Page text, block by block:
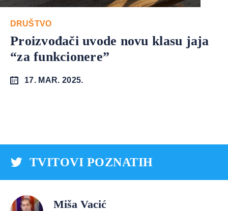
DRUŠTVO
Proizvođači uvode novu klasu jaja
“za funkcionere”
17. MAR. 2025.
TVITOVI POZNATIH
Miša Vacić